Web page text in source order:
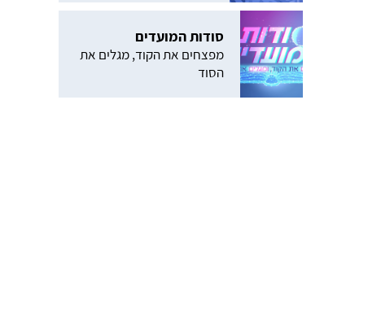
סודות המועדים
מפצחים את הקוד, מגלים את
הסוד